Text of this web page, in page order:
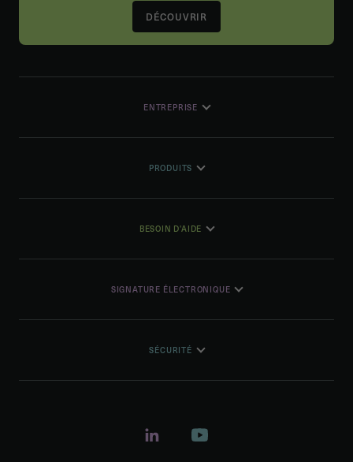
DÉCOUVRIR
ENTREPRISE
PRODUITS
BESOIN D'AIDE
SIGNATURE ÉLECTRONIQUE
SÉCURITÉ